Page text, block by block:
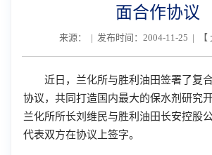
面合作协议
来源： | 发布时间：2004-11-25 | 【
近日，兰化所与胜利油田签署了复
协议，共同打造国内最大的保水剂研究
兰化所所长刘维民与胜利油田长安控股
代表双方在协议上签字。